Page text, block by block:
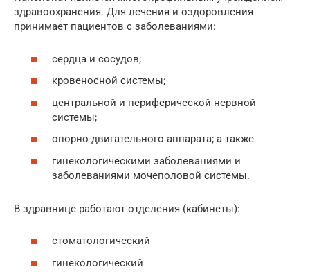
здравоохранения. Для лечения и оздоровления
принимает пациентов с заболеваниями:
сердца и сосудов;
кровеносной системы;
центральной и периферической нервной
системы;
опорно-двигательного аппарата; а также
гинекологическими заболеваниями и
заболеваниями мочеполовой системы.
В здравнице работают отделения (кабинеты):
стоматологический
гинекологический